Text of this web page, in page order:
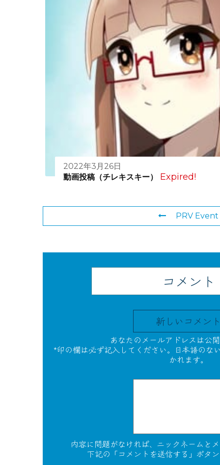
2022年3月26日
動画投稿（チレキスキー）
Expired!
PRV Event
コメント
新しいコメン
あなたのメールアドレスは公
*印の欄は必ず記入してください。日本語のな
かれます。
内容に問題がなければ、ニックネームと
下記の「コメントを送信する」ボタ